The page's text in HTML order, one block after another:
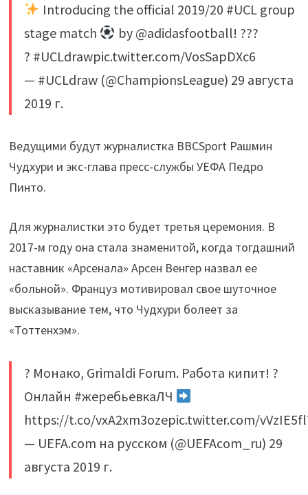
Introducing the official 2019/20 #UCL group
stage match
by @adidasfootball! ???
? #UCLdrawpic.twitter.com/VosSapDXc6
— #UCLdraw (@ChampionsLeague) 29 августа
2019 г.
Ведущими будут журналистка BBCSport Рашмин
Чудхури и экс-глава пресс-службы УЕФА Педро
Пинто.
Для журналистки это будет третья церемония. В
2017-м году она стала знаменитой, когда тогдашний
наставник «Арсенала» Арсен Венгер назвал ее
«больной». Француз мотивировал свое шуточное
высказывание тем, что Чудхури болеет за
«Тоттенхэм».
? Монако, Grimaldi Forum. Работа кипит! ?
Онлайн #жеребьевкаЛЧ
https://t.co/vxA2xm3ozepic.twitter.com/
— UEFA.com на русском (@UEFAcom_ru) 29
августа 2019 г.